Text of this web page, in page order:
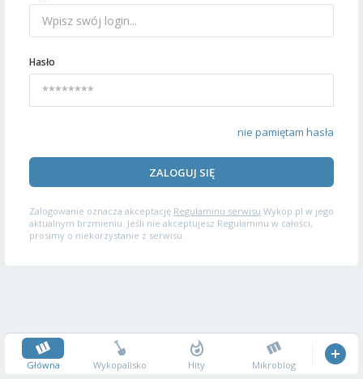
Hasło
nie pamiętam hasła
ZALOGUJ SIĘ
Zalogowanie oznacza akceptację Regulaminu serwisu Wykop.pl w jego
aktualnym brzmieniu. Jeśli nie akceptujesz Regulaminu w całości,
prosimy o niekorzystanie z serwisu.
Główna Wykopalisko Hity Mikroblog